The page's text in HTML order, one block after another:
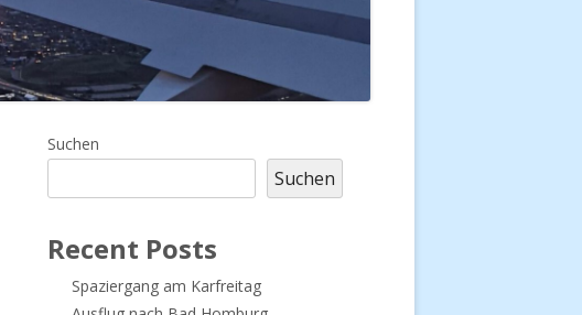
Haupt-
Seitenleiste
Suchen
Suchen
Recent Posts
Spaziergang am Karfreitag